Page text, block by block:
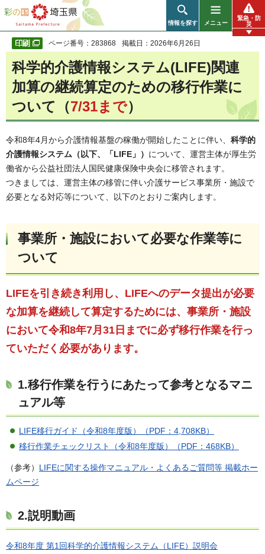
彩の国 埼玉県
情報を探す メニュー
緊急・防
災
ページ番号：283868 掲載日：2026年6月26日
科学的介護情報システム(LIFE)関連
加算の継続算定のための移行作業に
ついて（7/31まで）
令和8年4月から介護情報基盤の稼働が開始したことに伴い、 科学的
介護情報システム（以下、「LIFE」） について、運営主体が厚生労
働省から公益社団法人国民健康保険中央会に移管されます。
つきましては、運営主体の移管に伴い介護サービス事業所・施設で
必要となる対応等について、以下のとおりご案内します。
事業所・施設において必要な作業等に
ついて
LIFEを引き続き利用し、LIFEへのデータ提出が必要
な加算を継続して算定するためには、事業所・施設
において令和8年7月31日までに必ず移行作業を行っ
ていただく必要があります。
1.移行作業を行うにあたって参考となるマニ
ュアル等
LIFE移行ガイド（令和8年度版）（PDF：4,708KB）
移行作業チェックリスト（令和8年度版）（PDF：468KB）
（参考） LIFEに関する操作マニュアル・よくあるご質問等 掲載ホー
ムページ
2.説明動画
令和8年度 第1回科学的介護情報システム（LIFE）説明会